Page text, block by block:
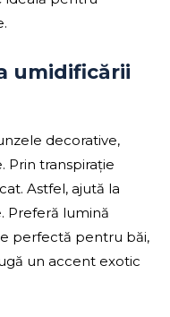
umidificării
decorative,
Prin transpirație
Astfel, ajută la
Preferă lumină
perfectă pentru băi,
un accent exotic